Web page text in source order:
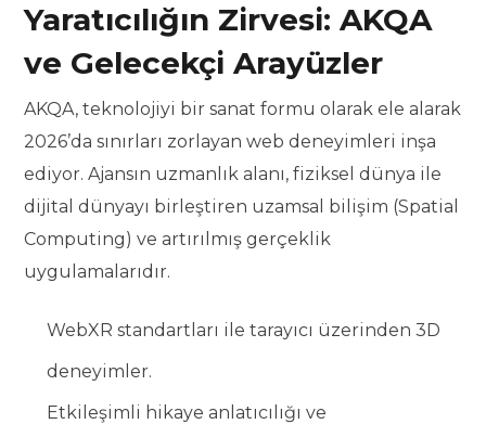
Yaratıcılığın Zirvesi: AKQA
ve Gelecekçi Arayüzler
AKQA, teknolojiyi bir sanat formu olarak ele alarak
2026’da sınırları zorlayan web deneyimleri inşa
ediyor. Ajansın uzmanlık alanı, fiziksel dünya ile
dijital dünyayı birleştiren uzamsal bilişim (Spatial
Computing) ve artırılmış gerçeklik
uygulamalarıdır.
WebXR standartları ile tarayıcı üzerinden 3D
deneyimler.
Etkileşimli hikaye anlatıcılığı ve